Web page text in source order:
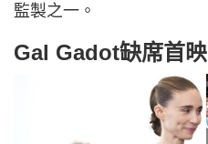
監製之一。
Gal Gadot缺席首映